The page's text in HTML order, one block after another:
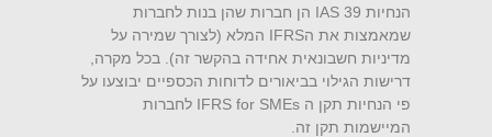
הנחיות IAS 39 הן חברות שהן בנות לחברות
שמאמצות את הIFRS המלא (לצורך שמירה על
מדיניות חשבונאית אחידה בהקשר זה). בכל מקרה,
דרישות הגילוי בביאורים לדוחות הכספיים יבוצעו על
פי הנחיות תקן ה IFRS for SMEs לחברות
המיישמות תקן זה.